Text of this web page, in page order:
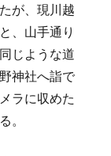
が、現川越
、山手通り
じような道
神社へ詣で
ラに収めた
。